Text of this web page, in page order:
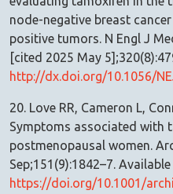
node-negative breast
positive tumors. N Engl J
[cited 2025 May
http://dx.doi.org/10.1056/
20. Love RR, Cameron L,
Symptoms associated with
postmenopausal women.
Sep;151(9):1842–7.
https://doi.org/10.1001/